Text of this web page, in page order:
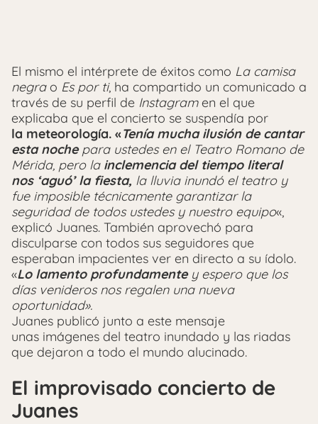
El mismo el intérprete de éxitos como La camisa
negrao Es por ti, ha compartido un comunicado a
través de su perfil de Instagramen el que
explicaba que el concierto se suspendía por
la meteorología. «Tenía mucha ilusión de cantar
esta nochepara ustedes en el Teatro Romano de
Mérida, pero lainclemencia del tiempo literal
nos ‘aguó’ la fiesta, la lluvia inundó el teatro y
fue imposible técnicamente garantizar la
seguridad de todos ustedes y nuestro equipo«,
explicó Juanes. También aprovechó para
disculparse con todos sus seguidores que
esperaban impacientes ver en directo a su ídolo.
«Lo lamento profundamentey espero que los
días venideros nos regalen una nueva
oportunidad».
Juanes publicó junto a este mensaje
unas imágenes del teatro inundado y las riadas
que dejaron a todo el mundo alucinado.
El improvisado concierto de
Juanes